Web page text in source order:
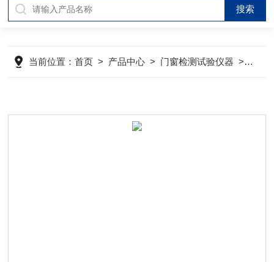
当前位置：首页 > 产品中心 > 门窗检测试验仪器 > 建筑